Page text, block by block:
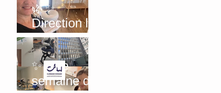
🌿✨
Direction le
Sancy… au
vert ! ✨🌿
✨ Une
semaine de